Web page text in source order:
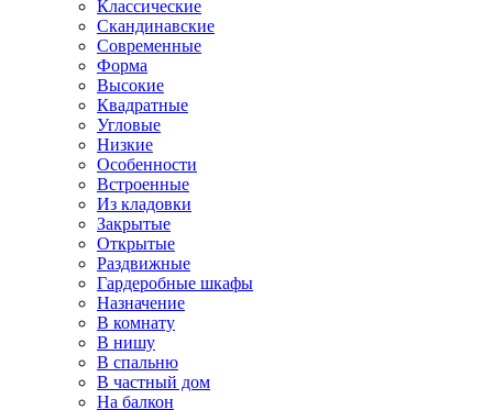
Классические
Скандинавские
Современные
Форма
Высокие
Квадратные
Угловые
Низкие
Особенности
Встроенные
Из кладовки
Закрытые
Открытые
Раздвижные
Гардеробные шкафы
Назначение
В комнату
В нишу
В спальню
В частный дом
На балкон